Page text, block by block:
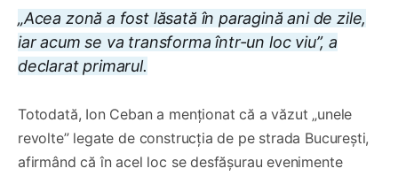
„Acea zonă a fost lăsată în paragină ani de zile,
iar acum se va transforma într-un loc viu”, a
declarat primarul.
Totodată, Ion Ceban a menționat că a văzut „unele
revolte” legate de construcția de pe strada București,
afirmând că în acel loc se desfășurau evenimente